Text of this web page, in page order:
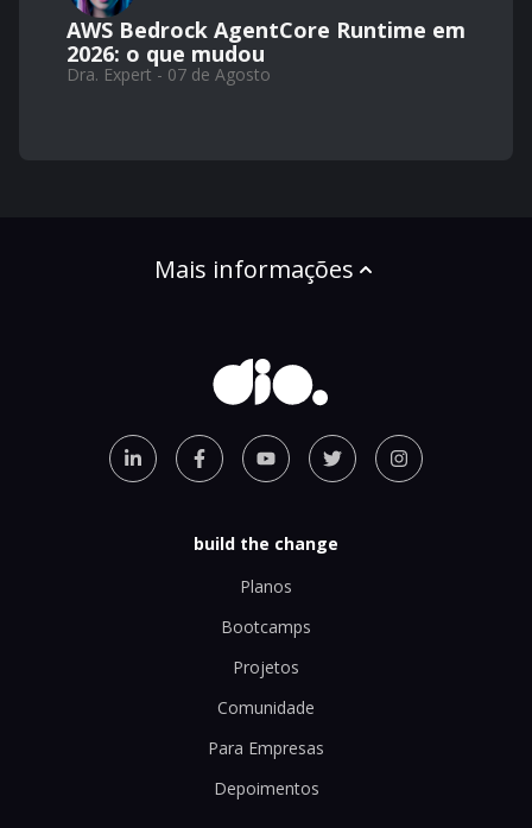
AWS Bedrock AgentCore Runtime em
2026: o que mudou
Dra. Expert - 07 de Agosto
Mais informações
build the change
Planos
Bootcamps
Projetos
Comunidade
Para Empresas
Depoimentos